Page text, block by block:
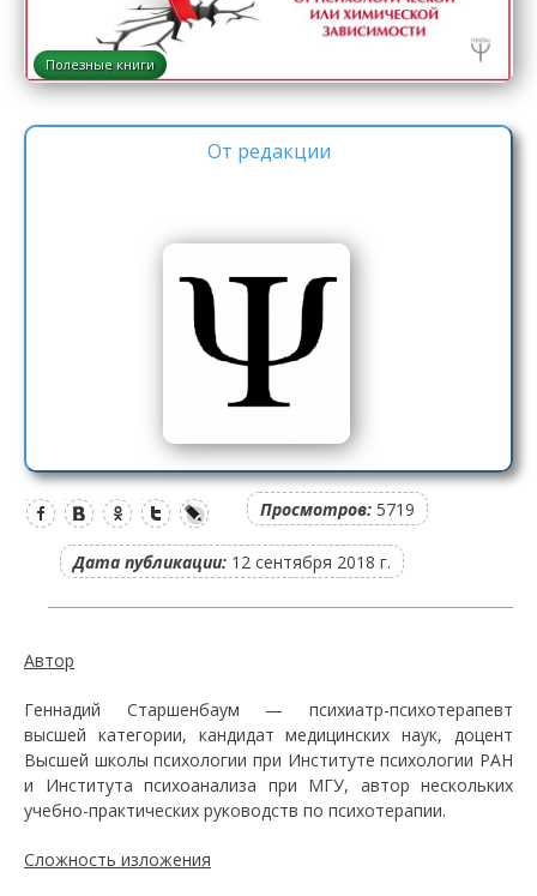
Полезные книги
От редакции
Просмотров: 5719
Дата публикации: 12 сентября 2018 г.
Автор
Геннадий Старшенбаум — психиатр-психотерапевт
высшей категории, кандидат медицинских наук, доцент
Высшей школы психологии при Институте психологии РАН
и Института психоанализа при МГУ, автор нескольких
учебно-практических руководств по психотерапии.
Сложность изложения